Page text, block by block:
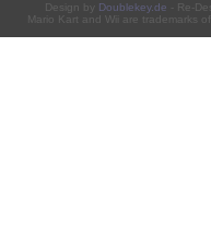
Design by Doublekey.de - Re-
Mario Kart and Wii are trademarks